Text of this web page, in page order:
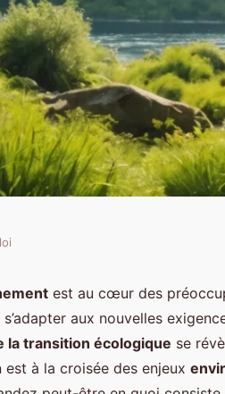
et
consultant
est au cœur des
aux nouvelles
la transition écologique se
est à la croisée des enjeux